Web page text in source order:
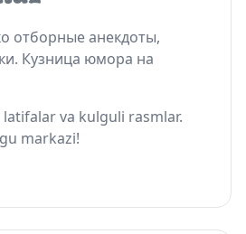
отборные анекдоты,
Кузница юмора на
va kulguli rasmlar.
markazi!